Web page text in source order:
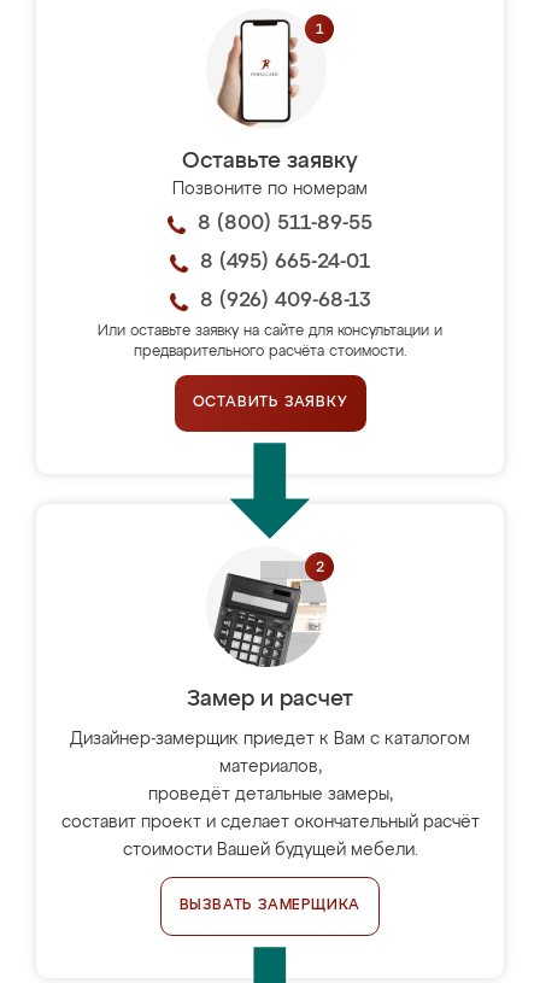
Оставьте заявку
Позвоните по номерам
8 (800) 511-89-55
8 (495) 665-24-01
8 (926) 409-68-13
Или оставьте заявку на сайте для консультации и
предварительного расчёта стоимости.
ОСТАВИТЬ ЗАЯВКУ
Замер и расчет
Дизайнер-замерщик приедет к Вам с каталогом
материалов,
проведёт детальные замеры,
составит проект и сделает окончательный расчёт
стоимости Вашей будущей мебели.
ВЫЗВАТЬ ЗАМЕРЩИКА